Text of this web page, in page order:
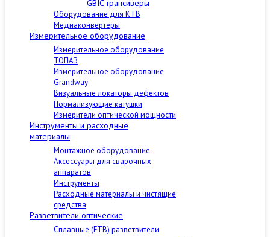
GBIC трансиверы
Оборудование для КТВ
Медиаконвертеры
Измерительное оборудование
Измерительное оборудование
ТОПАЗ
Измерительное оборудование
Grandway
Визуальные локаторы дефектов
Нормализующие катушки
Измерители оптической мощности
Инструменты и расходные
материалы
Монтажное оборудование
Аксессуары для сварочных
аппаратов
Инструменты
Расходные материалы и чистящие
средства
Разветвители оптические
Сплавные (FTB) разветвители